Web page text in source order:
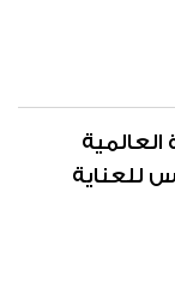
للعناية